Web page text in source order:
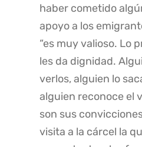
haber cometido
apoyo a los
“es muy valioso. Lo
les da dignidad.
verlos, alguien lo
alguien reconoce el
son sus
visita a la cárcel la